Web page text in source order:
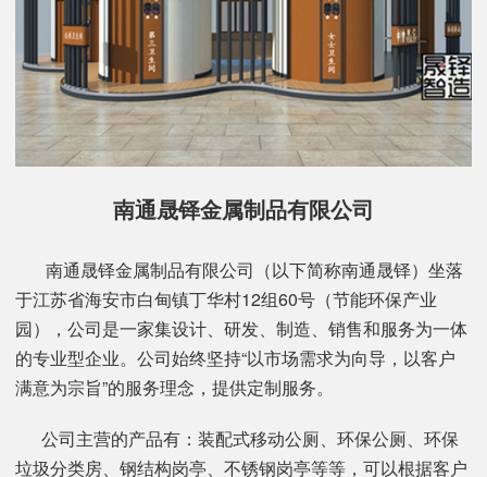
南通晟铎金属制品有限公司
南通晟铎金属制品有限公司（以下简称南通晟铎）坐落
于江苏省海安市白甸镇丁华村12组60号（节能环保产业
园），公司是一家集设计、研发、制造、销售和服务为一体
的专业型企业。公司始终坚持“以市场需求为向导，以客户
满意为宗旨”的服务理念，提供定制服务。
公司主营的产品有：装配式移动公厕、环保公厕、环保
垃圾分类房、钢结构岗亭、不锈钢岗亭等等，可以根据客户